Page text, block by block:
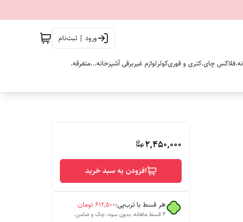
ورود | ثبت‌نام
فلاکس چای.کتری و قوریکولرلوازم غیربرقی آشپزخانه...متفرقه.
2,450,000
افزودن به سبد خرید
هر قسط با ترب‌پی:۶۱۲٬۵۰۰ تومان
۴ قسط ماهانه. بدون سود، چک و ضامن.